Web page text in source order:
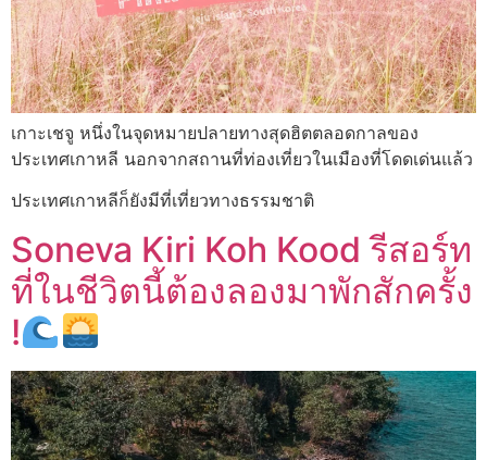
เกาะเชจู หนึ่งในจุดหมายปลายทางสุดฮิตตลอดกาลของ
ประเทศเกาหลี นอกจากสถานที่ท่องเที่ยวในเมืองที่โดดเด่นแล้ว
ประเทศเกาหลีก็ยังมีที่เที่ยวทางธรรมชาติ
Soneva Kiri Koh Kood รีสอร์ท
ที่ในชีวิตนี้ต้องลองมาพักสักครั้ง
!